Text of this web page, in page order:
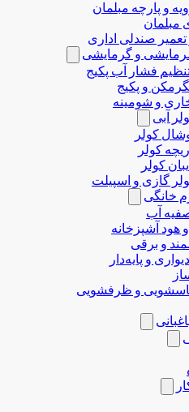
و پارچه مبلمان
مبلمان
صندلی اداری
و گرمایشی
فشار آب پکیج
و پکیج
و شومینه
آبی
کولر
کولر
کولر
گازی و اسپیلت
خانگی
آب
هود آشپزخانه
و برقی
و پایه‌دار
و ظرفشویی